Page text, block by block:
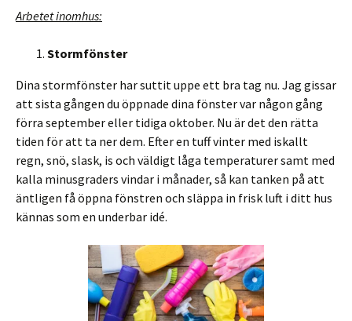
Arbetet inomhus:
Stormfönster
Dina stormfönster har suttit uppe ett bra tag nu. Jag gissar
att sista gången du öppnade dina fönster var någon gång
förra september eller tidiga oktober. Nu är det den rätta
tiden för att ta ner dem. Efter en tuff vinter med iskallt
regn, snö, slask, is och väldigt låga temperaturer samt med
kalla minusgraders vindar i månader, så kan tanken på att
äntligen få öppna fönstren och släppa in frisk luft i ditt hus
kännas som en underbar idé.